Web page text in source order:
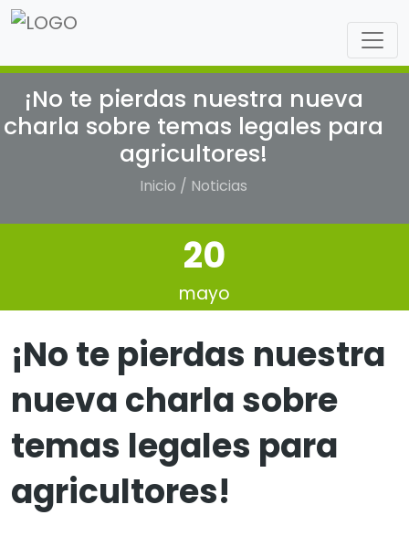
¡No te pierdas nuestra nueva
charla sobre temas legales para
agricultores!
Inicio / Noticias
20
mayo
¡No te pierdas nuestra
nueva charla sobre
temas legales para
agricultores!